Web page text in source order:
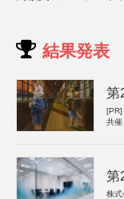
結果発表
第
[PR]
共催
第
株式